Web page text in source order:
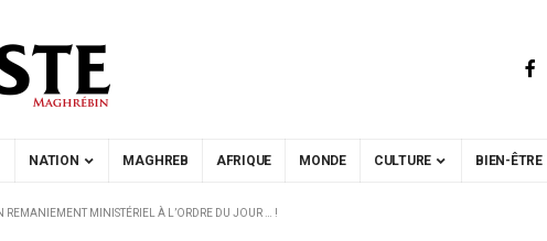
NATION MAGHREB AFRIQUE MONDE CULTURE BIEN-ÊTRE
REMANIEMENT MINISTÉRIEL À L’ORDRE DU JOUR … !